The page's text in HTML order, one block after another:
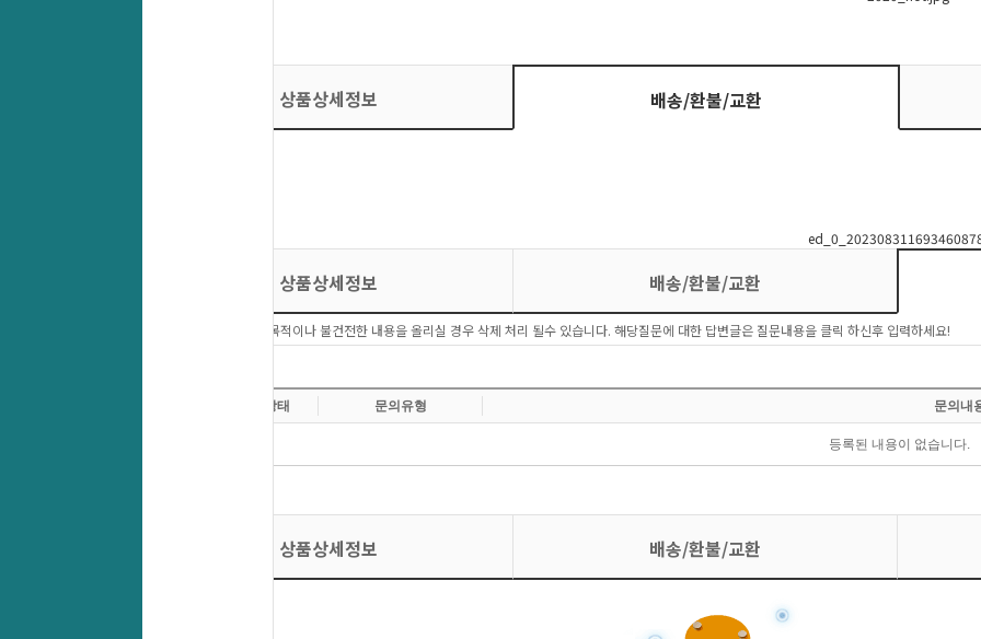
상품상세정보 배송/환불/교환
상품상세정보 배송/환불/교환
상품문의 이외에 다른목적이나 불건전한 내용을 올리실 경우 삭제 처리 될수 있습니다. 해당질문에 대한 답변글은 질문내용을 클릭 하신후 입력하세요!
상품상세정보 배송/환불/교환